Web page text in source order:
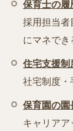
保育士の履
採用担当者
にマネでき
住宅支援制
社宅制度・
保育園の園
キャリアア